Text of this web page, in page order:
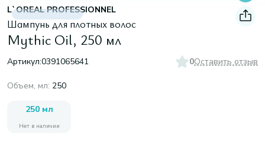
L`OREAL PROFESSIONNEL
Шампунь для плотных волос
Mythic Oil, 250 мл
Артикул:0391065641 0Оставить отзыв
Объем, мл: 250
250 мл
Нет в наличии